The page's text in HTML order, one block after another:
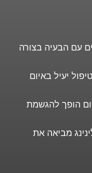
עם הבעיה בצורה
יעיל באיום
הופך להגשמת
מביאה את